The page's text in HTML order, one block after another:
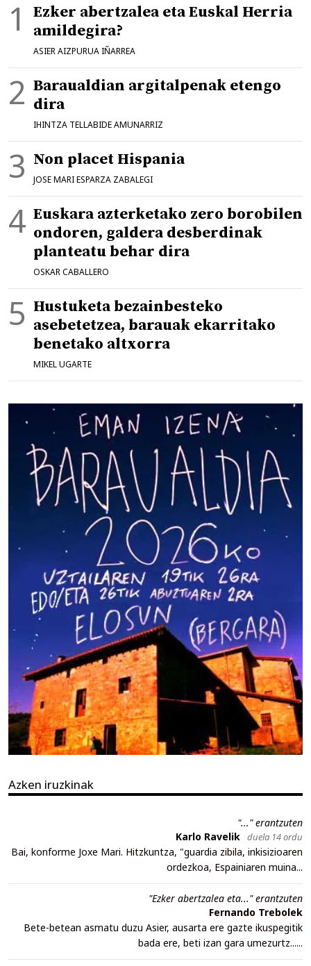
Ezker abertzalea eta Euskal Herria
amildegira?
ASIER AIZPURUA IÑARREA
Baraualdian argitalpenak etengo
dira
IHINTZA TELLABIDE AMUNARRIZ
Non placet Hispania
JOSE MARI ESPARZA ZABALEGI
Euskara azterketako zero borobilen
ondoren, galdera desberdinak
planteatu behar dira
OSKAR CABALLERO
Hustuketa bezainbesteko
asebetetzea, barauak ekarritako
benetako altxorra
MIKEL UGARTE
Azken iruzkinak
"..." erantzuten
Karlo Ravelik duela 14 ordu
Bai, konforme Joxe Mari. Hitzkuntza, "guardia zibila, inkisizioaren
ordezkoa, Espainiaren muina...
"Ezker abertzalea eta..." erantzuten
Fernando Trebolek
Bete-betean asmatu duzu Asier, ausarta ere gazte ikuspegitik
bada ere, beti izan gara umezurtz......